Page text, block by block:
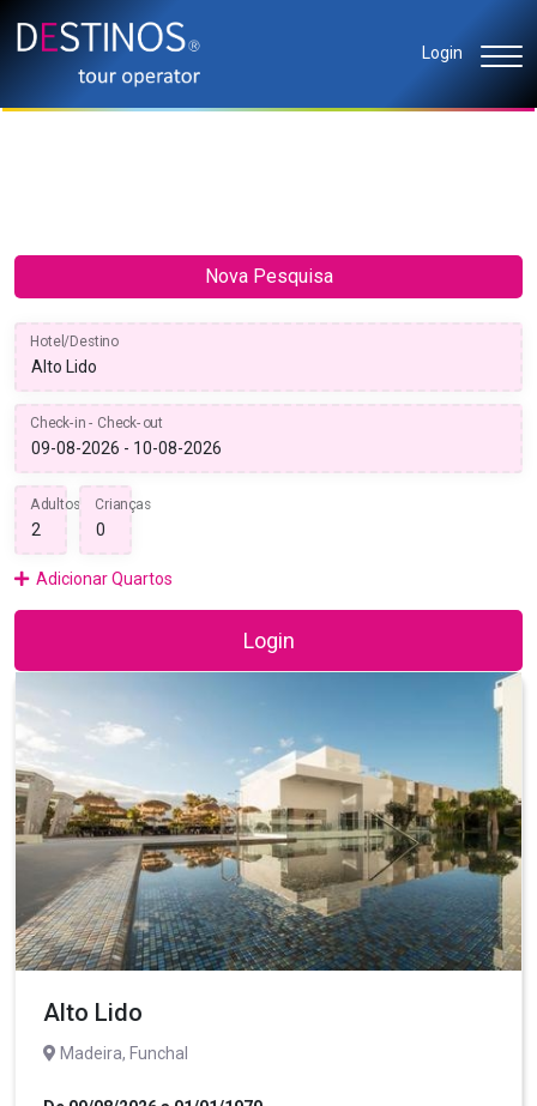
Login
Nova Pesquisa
Hotel/Destino
Check-in - Check-out
Adultos Crianças
Adicionar Quartos
Login
Alto Lido
Madeira, Funchal